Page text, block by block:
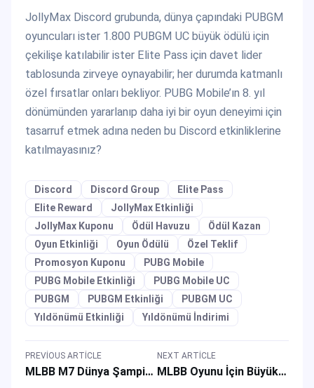
JollyMax Discord grubunda, dünya çapındaki PUBGM
oyuncuları ister 1.800 PUBGM UC büyük ödülü için
çekilişe katılabilir ister Elite Pass için davet lider
tablosunda zirveye oynayabilir; her durumda katmanlı
özel fırsatlar onları bekliyor. PUBG Mobile’ın 8. yıl
dönümünden yararlanıp daha iyi bir oyun deneyimi için
tasarruf etmek adına neden bu Discord etkinliklerine
katılmayasınız?
Discord Discord Group
Elite Pass
Elite Reward
JollyMax Etkinliği
JollyMax Kuponu
Ödül Havuzu
Ödül Kazan
Oyun Etkinliği
Oyun Ödülü
Özel Teklif
Promosyon Kuponu
PUBG Mobile
PUBG Mobile Etkinliği
PUBG Mobile UC
PUBGM
PUBGM Etkinliği
PUBGM UC
Yıldönümü Etkinliği
Yıldönümü İndirimi
PREVIOUS ARTICLE
MLBB M7 Dünya Şampiyonası Açılış Töreni Önemli Anları
NEXT ARTICLE
MLBB Oyunu İçin Büyük Satış Promosyonu: Ücretsiz Kostümler ve Yükleme İndirimleri